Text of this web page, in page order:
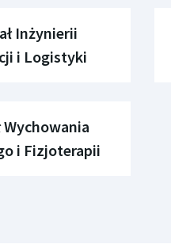
Inżynierii
i Logistyki
Wychowania
i Fizjoterapii